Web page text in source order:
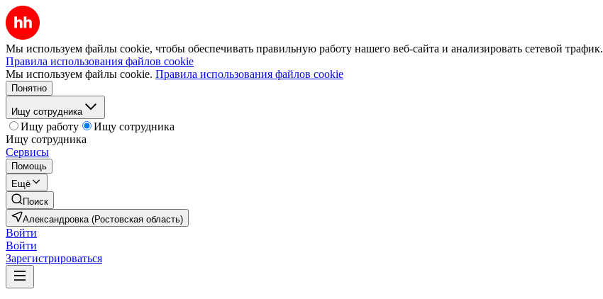
Мы используем файлы cookie, чтобы обеспечивать правильную работу нашего веб-сайта и анализировать сетевой трафик.
Правила использования файлов cookie
Мы используем файлы cookie. Правила использования файлов cookie
Понятно
Ищу сотрудника
Ищу работу
Ищу сотрудника
Ищу сотрудника
Сервисы
Помощь
Ещё
Поиск
Александровка (Ростовская область)
Войти
Войти
Зарегистрироваться